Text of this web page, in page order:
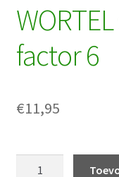
factor 6
€11,95